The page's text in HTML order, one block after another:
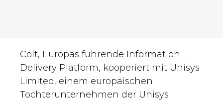
Colt, Europas führende Information
Delivery Platform, kooperiert mit Unisys
Limited, einem europäischen
Tochterunternehmen der Unisys